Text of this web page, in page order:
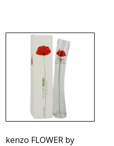
kenzo FLOWER by